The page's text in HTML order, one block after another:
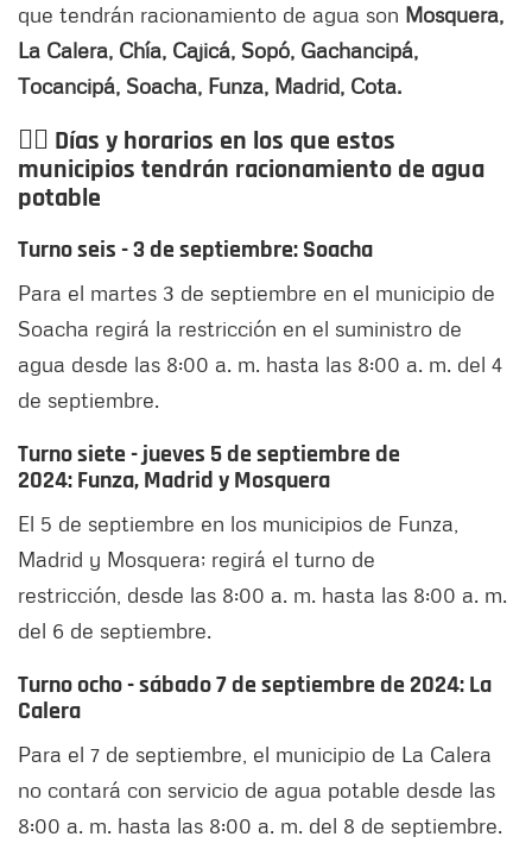
que tendrán racionamiento de agua son Mosquera,
La Calera, Chía, Cajicá, Sopó, Gachancipá,
Tocancipá, Soacha, Funza, Madrid, Cota.
👉🏻 Días y horarios en los que estos
municipios tendrán racionamiento de agua
potable
Turno seis - 3 de septiembre: Soacha
Para el martes 3 de septiembre en el municipio de
Soacha regirá la restricción en el suministro de
agua desde las 8:00 a. m. hasta las 8:00 a. m. del 4
de septiembre.
Turno siete - jueves 5 de septiembre de
2024:Funza, Madrid y Mosquera
El 5 de septiembre en los municipios de Funza,
Madrid y Mosquera; regirá el turno de
restricción, desde las 8:00 a. m. hasta las 8:00 a. m.
del 6 de septiembre.
Turno ocho - sábado 7 de septiembre de 2024: La
Calera
Para el 7 de septiembre, el municipio de La Calera
no contará con servicio de agua potable desde las
8:00 a. m. hasta las 8:00 a. m. del 8 de septiembre.